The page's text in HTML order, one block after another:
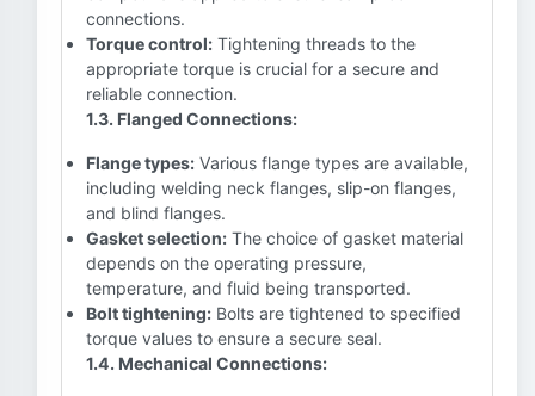
connections.
Torque control: Tightening threads to the
appropriate torque is crucial for a secure and
reliable connection.
1.3. Flanged Connections:
Flange types: Various flange types are available,
including welding neck flanges, slip-on flanges,
and blind flanges.
Gasket selection: The choice of gasket material
depends on the operating pressure,
temperature, and fluid being transported.
Bolt tightening: Bolts are tightened to specified
torque values to ensure a secure seal.
1.4. Mechanical Connections: